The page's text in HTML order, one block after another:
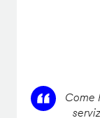
Come